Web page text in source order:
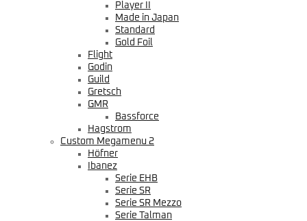
Player II
Made in Japan
Standard
Gold Foil
Flight
Godin
Guild
Gretsch
GMR
Bassforce
Hagstrom
Custom Megamenu 2
Höfner
Ibanez
Serie EHB
Serie SR
Serie SR Mezzo
Serie Talman